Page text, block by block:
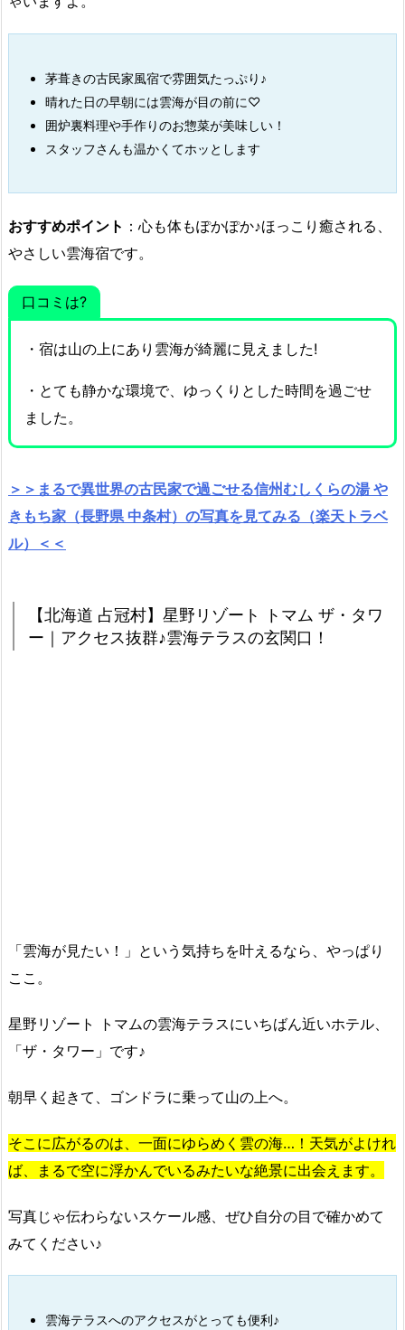
茅葺きの古民家風宿で雰囲気たっぷり♪
晴れた日の早朝には雲海が目の前に♡
囲炉裏料理や手作りのお惣菜が美味しい！
スタッフさんも温かくてホッとします
おすすめポイント ：心も体もぽかぽか♪ほっこり癒される、
やさしい雲海宿です。
口コミは?
・宿は山の上にあり雲海が綺麗に見えました!
・とても静かな環境で、ゆっくりとした時間を過ごせ
ました。
＞＞まるで異世界の古民家で過ごせる信州むしくらの湯 や
きもち家（長野県 中条村）の写真を見てみる（楽天トラベ
ル）＜＜
【北海道 占冠村】星野リゾート トマム ザ・タワ
ー｜アクセス抜群♪雲海テラスの玄関口！
「雲海が見たい！」という気持ちを叶えるなら、やっぱり
ここ。
星野リゾート トマムの雲海テラスにいちばん近いホテル、
「ザ・タワー」です♪
朝早く起きて、ゴンドラに乗って山の上へ。
そこに広がるのは、一面にゆらめく雲の海…！天気がよけれ
ば、まるで空に浮かんでいるみたいな絶景に出会えます。
写真じゃ伝わらないスケール感、ぜひ自分の目で確かめて
みてください♪
雲海テラスへのアクセスがとっても便利♪